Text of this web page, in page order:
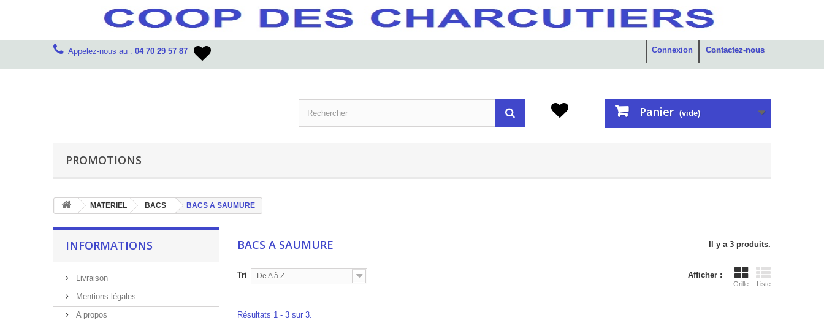
Contactez-nous
Appelez-nous au : 04 70 29 57 87 Connexion
Panier (vide)
PROMOTIONS
MATERIEL BACS BACS A SAUMURE
INFORMATIONS
Livraison
Mentions légales
A propos
BACS A SAUMURE Il y a 3 produits.
Afficher :
Grille Liste
Tri De A à Z
Résultats 1 - 3 sur 3.